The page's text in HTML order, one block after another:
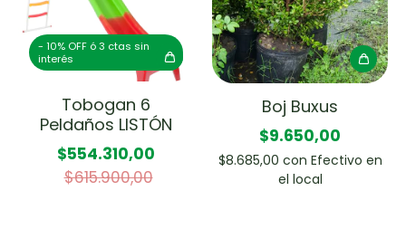
- 10% OFF ó 3 ctas sin
interés
Tobogan 6
Peldaños LISTÓN
$554.310,00
$615.900,00
Boj Buxus
$9.650,00
$8.685,00 con Efectivo en
el local